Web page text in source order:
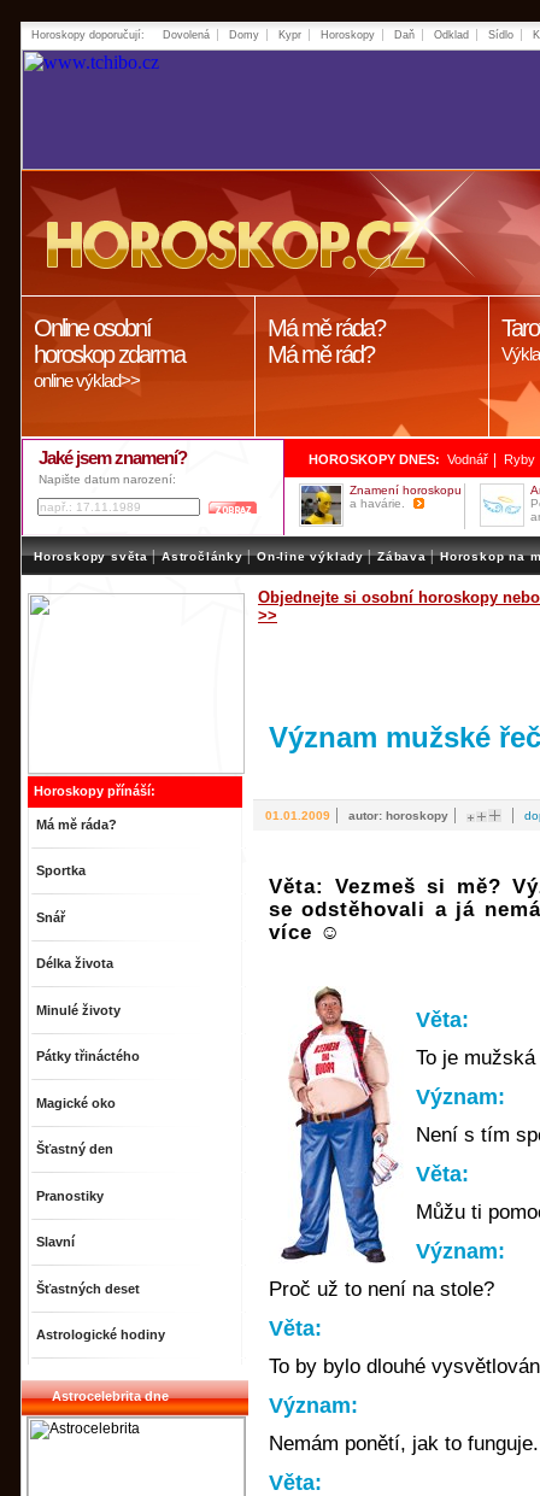
Horoskopy doporučují: Dovolená Domy Kypr Horoskopy Daň Odklad Sídlo
Online osobní
horoskop zdarma
online výklad>>
Má mě ráda?
Má mě rád?
Jaké jsem znamení?
Napište datum narození:
HOROSKOPY DNES: Vodnář Ryby
Znamení horoskopu
a havárie.
Horoskopy světa | Astročlánky | On-line výklady | Zábava | Horoskop na
Horoskopy přínáší:
Má mě ráda?
Sportka
Snář
Délka života
Minulé životy
Pátky třináctého
Magické oko
Šťastný den
Pranostiky
Slavní
Šťastných deset
Astrologické hodiny
Astrocelebrita dne
Objednejte si osobní horoskopy
>>
Význam mužské
01.01.2009 | autor: horoskopy | |
Věta: Vezmeš si mě?
se odstěhovali a já
více ☺
Věta:
To je
Význam:
Není s tím
Věta:
Můžu ti
Význam:
Proč už to není na stole?
Věta:
To by bylo dlouhé
Význam:
Nemám ponětí, jak to funguje.
Věta: